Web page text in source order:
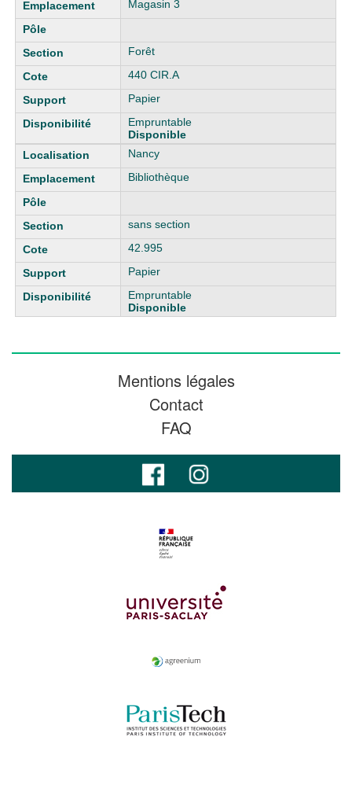
Magasin 3
Forêt
440 CIR.A
Papier
Empruntable
Disponible
Nancy
Bibliothèque
sans section
42.995
Papier
Empruntable
Disponible
Mentions légales
Contact
FAQ